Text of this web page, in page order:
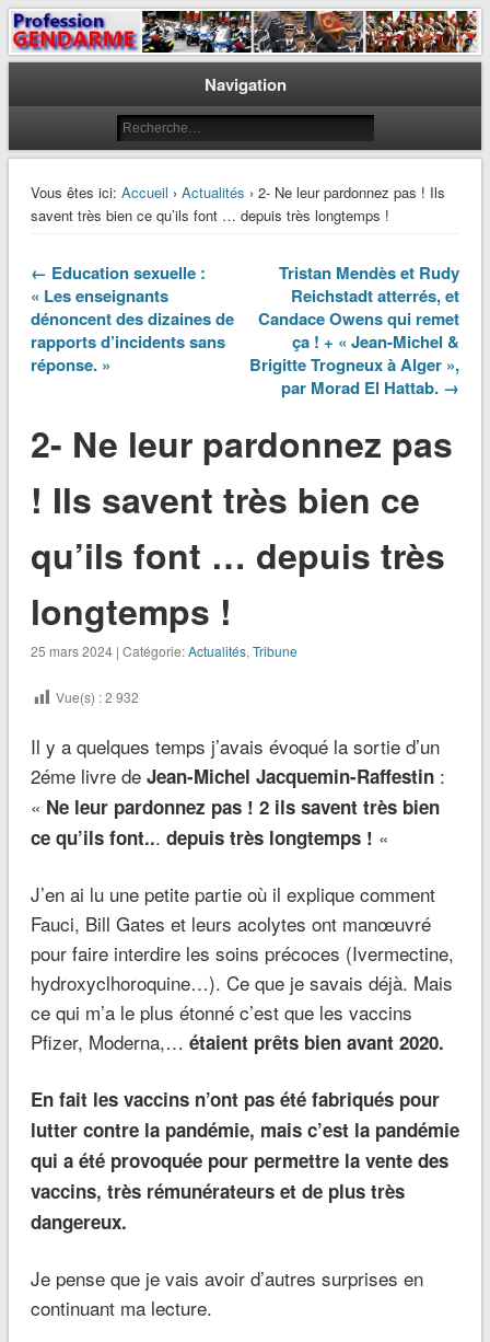
Profession Gendarme
Le journal des gendarmes
Navigation
Vous êtes ici: Accueil › Actualités › 2- Ne leur pardonnez pas ! Ils
savent très bien ce qu’ils font … depuis très longtemps !
← Education sexuelle :
« Les enseignants
dénoncent des dizaines de
rapports d’incidents sans
réponse. »
Tristan Mendès et Rudy
Reichstadt atterrés, et
Candace Owens qui remet
ça ! + « Jean-Michel &
Brigitte Trogneux à Alger »,
par Morad El Hattab. →
2- Ne leur pardonnez pas
! Ils savent très bien ce
qu’ils font … depuis très
longtemps !
25 mars 2024 | Catégorie:Actualités, Tribune
Vue(s) :2 932
Il y a quelques temps j’avais évoqué la sortie d’un
2éme livre de Jean-Michel Jacquemin-Raffestin:
« Ne leur pardonnez pas ! 2 ils savent très bien
ce qu’ils font... depuis très longtemps ! «
J’en ai lu une petite partie où il explique comment
Fauci, Bill Gates et leurs acolytes ont manœuvré
pour faire interdire les soins précoces (Ivermectine,
hydroxyclhoroquine…). Ce que je savais déjà. Mais
ce qui m’a le plus étonné c’est que les vaccins
Pfizer, Moderna,… étaient prêts bien avant 2020.
En fait les vaccins n’ont pas été fabriqués pour
lutter contre la pandémie, mais c’est la pandémie
qui a été provoquée pour permettre la vente des
vaccins, très rémunérateurs et de plus très
dangereux.
Je pense que je vais avoir d’autres surprises en
continuant ma lecture.